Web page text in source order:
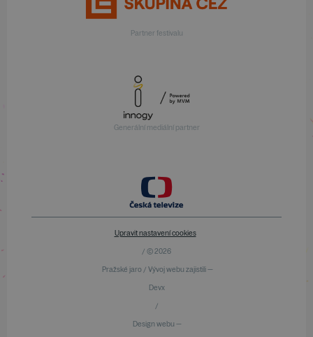
Partner festivalu
Generální mediální partner
Upravit nastavení cookies
/ © 2026
Pražské jaro / Vývoj webu zajistili —
Devx
/
Design webu —